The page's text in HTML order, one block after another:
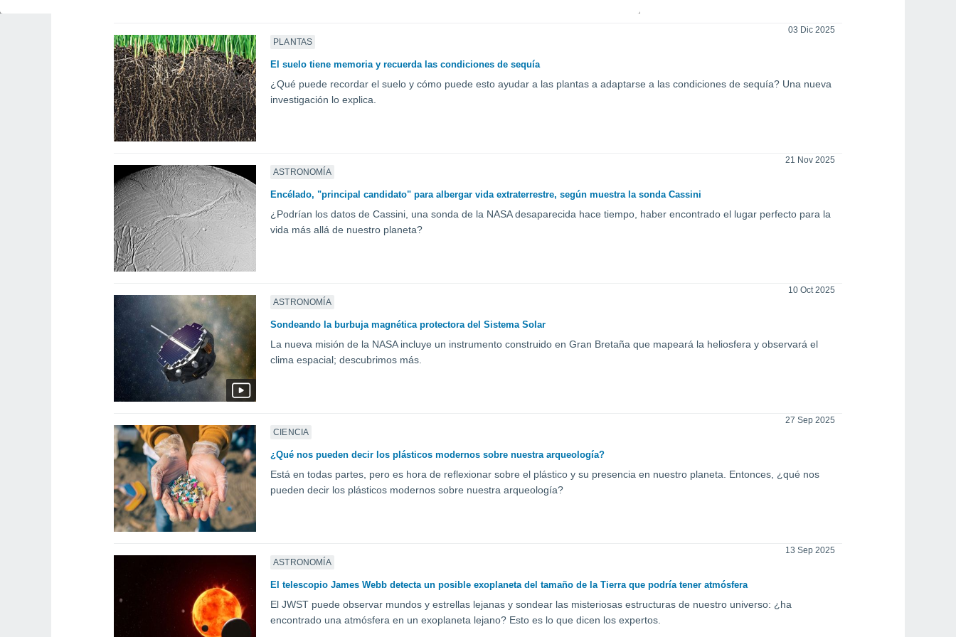
PLANTAS
03 Dic 2025
El suelo tiene memoria y recuerda las condiciones de sequía
¿Qué puede recordar el suelo y cómo puede esto ayudar a las plantas a adaptarse a las condiciones de sequía? Una nueva
investigación lo explica.
ASTRONOMÍA
21 Nov 2025
Encélado, "principal candidato" para albergar vida extraterrestre, según muestra la sonda Cassini
¿Podrían los datos de Cassini, una sonda de la NASA desaparecida hace tiempo, haber encontrado el lugar perfecto para la
vida más allá de nuestro planeta?
ASTRONOMÍA
10 Oct 2025
Sondeando la burbuja magnética protectora del Sistema Solar
La nueva misión de la NASA incluye un instrumento construido en Gran Bretaña que mapeará la heliosfera y observará el
clima espacial; descubrimos más.
CIENCIA
27 Sep 2025
¿Qué nos pueden decir los plásticos modernos sobre nuestra arqueología?
Está en todas partes, pero es hora de reflexionar sobre el plástico y su presencia en nuestro planeta. Entonces, ¿qué nos
pueden decir los plásticos modernos sobre nuestra arqueología?
ASTRONOMÍA
13 Sep 2025
El telescopio James Webb detecta un posible exoplaneta del tamaño de la Tierra que podría tener atmósfera
El JWST puede observar mundos y estrellas lejanas y sondear las misteriosas estructuras de nuestro universo: ¿ha
encontrado una atmósfera en un exoplaneta lejano? Esto es lo que dicen los expertos.